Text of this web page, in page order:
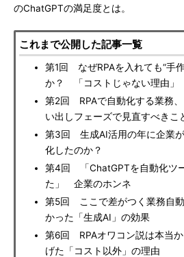
のChatGPTの満足度とは。
これまで公開した記事一覧
第1回 なぜRPAを入れても“手
か？ 「コストじゃない理由」
第2回 RPAで自動化する業務
い出しフェーズで見直すべきこ
第3回 生成AI活用の年に企業
化したのか？
第4回 「ChatGPTを自動化ツ
た」 企業のホンネ
第5回 ここで差がつく業務自
かった「生成AI」の効果
第6回 RPAオワコン説は本当
げた「コスト以外」の理由